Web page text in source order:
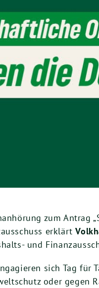
zum Antrag
erklärt
und
sich Tag
oder gegen